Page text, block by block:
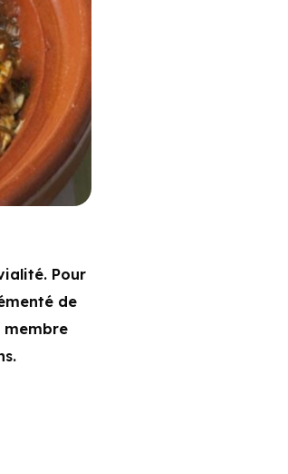
Pour
de
membre